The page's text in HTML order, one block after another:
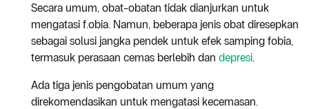
Secara umum, obat-obatan tidak dianjurkan untuk
mengatasi f.obia. Namun, beberapa jenis obat diresepkan
sebagai solusi jangka pendek untuk efek samping fobia,
termasuk perasaan cemas berlebih dan depresi.
Ada tiga jenis pengobatan umum yang
direkomendasikan untuk mengatasi kecemasan.